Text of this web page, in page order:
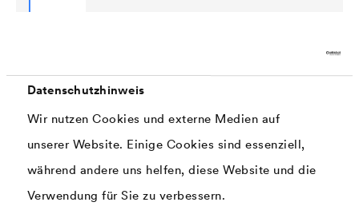
Datenschutzhinweis
Wir nutzen Cookies und externe Medien auf
unserer Website. Einige Cookies sind essenziell,
während andere uns helfen, diese Website und die
Verwendung für Sie zu verbessern.
Technisches Datenblatt ®
Kontakt